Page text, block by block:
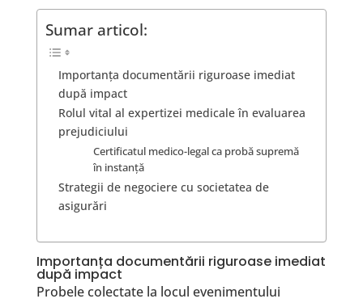
Sumar articol:
​Importanța documentării riguroase imediat
după impact
​Rolul vital al expertizei medicale în evaluarea
prejudiciului
​Certificatul medico-legal ca probă supremă
în instanță
​Strategii de negociere cu societatea de
asigurări
​Importanța documentării riguroase imediat
după impact
Probele colectate la locul evenimentului